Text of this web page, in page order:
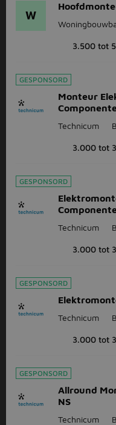
W
3.500 tot
GESPONSORD
Monteur
Technicum
3.000 tot
GESPONSORD
Technicum
3.000 tot
GESPONSORD
Technicum
3.000 tot
GESPONSORD
Allround
NS
Technicum